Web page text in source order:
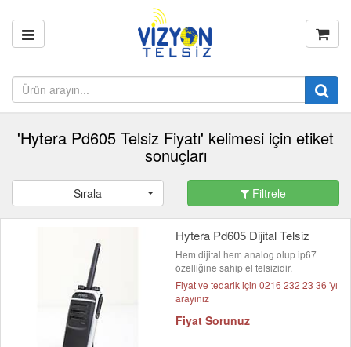
'Hytera Pd605 Telsiz Fiyatı' kelimesi için etiket
sonuçları
Sırala Filtrele
Hytera Pd605 Dijital Telsiz
Hem dijital hem analog olup ip67
özelliğine sahip el telsizidir.
Fiyat ve tedarik için 0216 232 23 36 'yı
arayınız
Fiyat Sorunuz